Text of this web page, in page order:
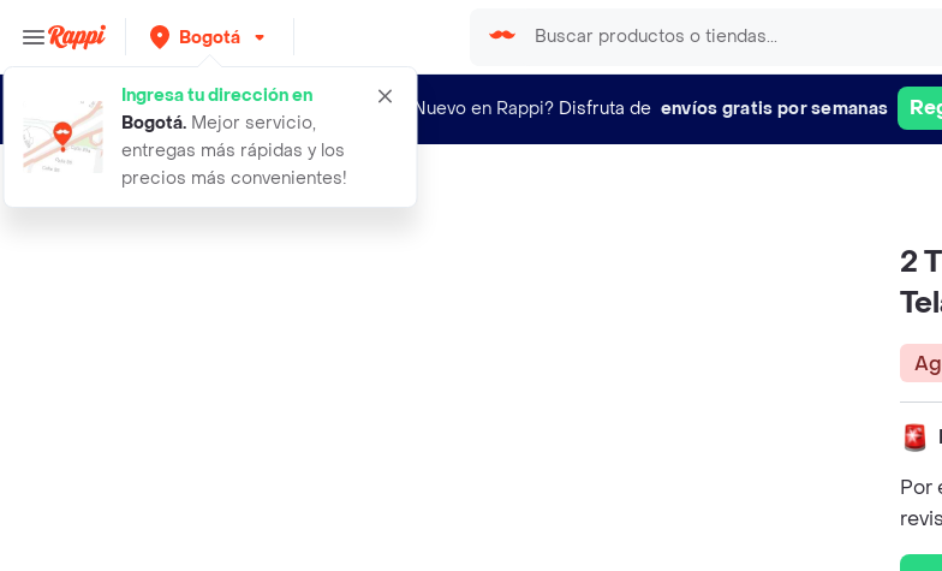
Bogotá
Ingresa tu dirección en
Bogotá. Mejor servicio,
entregas más rápidas y los
precios más convenientes!
¿Nuevo en Rappi? Disfruta de envíos gratis por semanas
2 tintura iris ropa color verde osc
2
Por